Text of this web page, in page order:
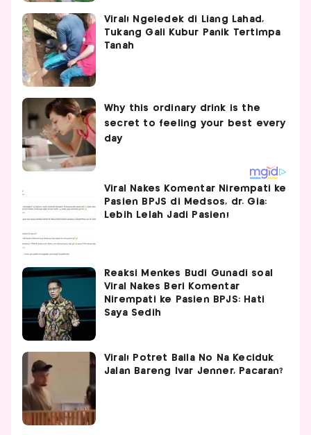
Viral! Ngeledek di Liang Lahad,
Tukang Gali Kubur Panik Tertimpa
Tanah
Viral Nakes Komentar Nirempati ke
Pasien BPJS di Medsos, dr. Gia:
Lebih Lelah Jadi Pasien!
Reaksi Menkes Budi Gunadi soal
Viral Nakes Beri Komentar
Nirempati ke Pasien BPJS: Hati
Saya Sedih
Viral! Potret Baila No Na Keciduk
Jalan Bareng Ivar Jenner, Pacaran?